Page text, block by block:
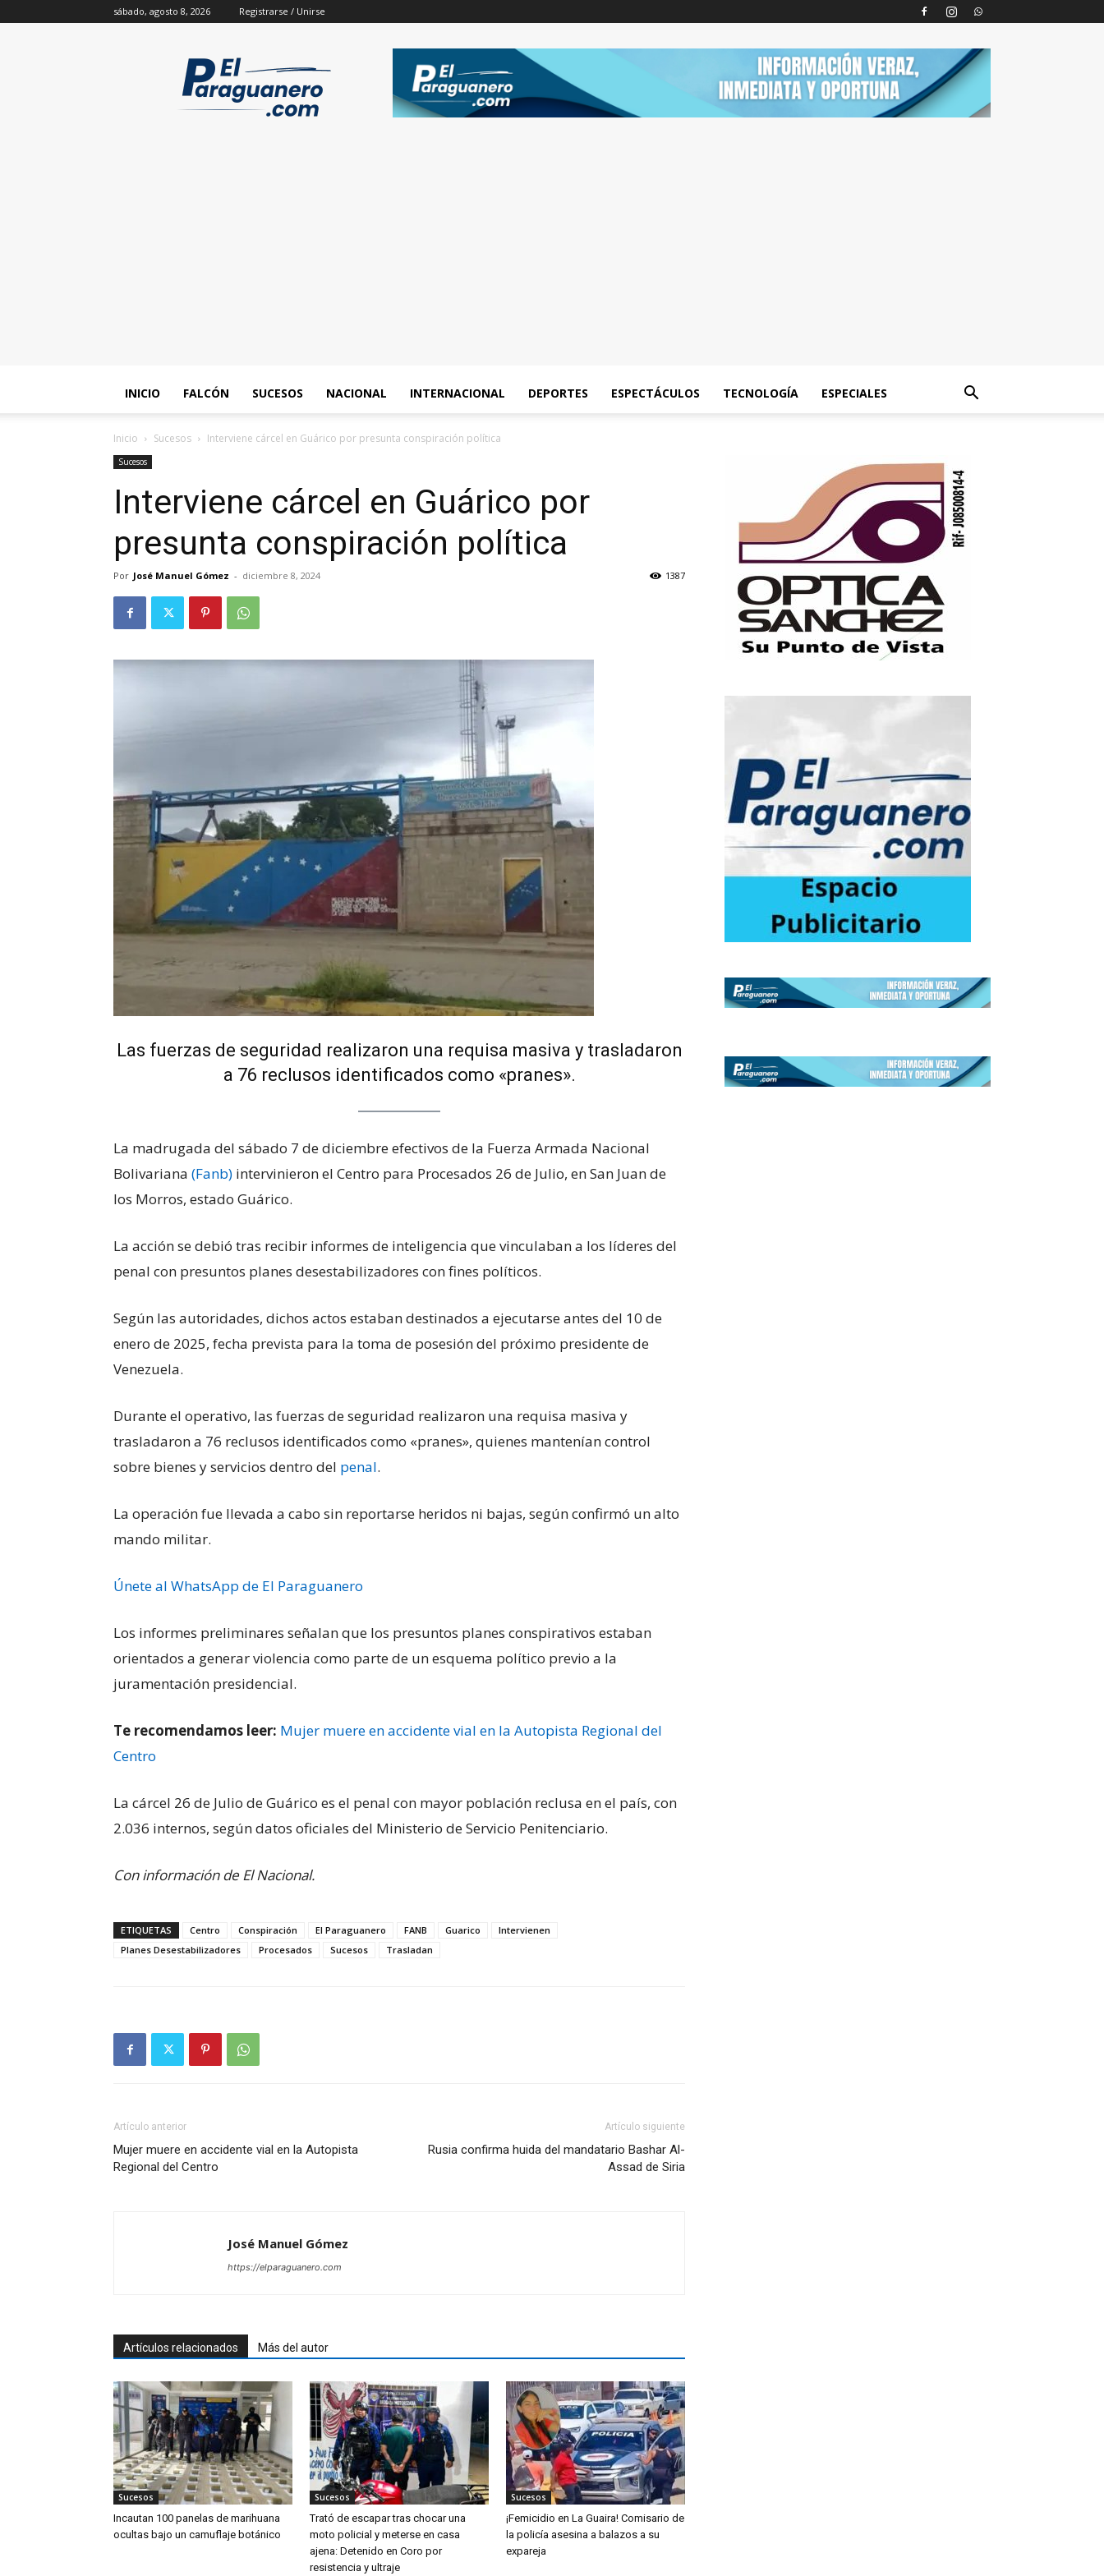
sábado, agosto 8, 2026 Registrarse / Unirse
INICIO FALCÓN SUCESOS NACIONAL INTERNACIONAL DEPORTES ESPECTÁCULOS TECNOLOGÍA ESPECIALES
Inicio Sucesos Interviene cárcel en Guárico por presunta conspiración política
Sucesos
Interviene cárcel en Guárico por
presunta conspiración política
Por José Manuel Gómez - diciembre 8, 2024 1387
Las fuerzas de seguridad realizaron una requisa masiva y trasladaron
a 76 reclusos identificados como «pranes».
La madrugada del sábado 7 de diciembre efectivos de la Fuerza Armada Nacional
Bolivariana (Fanb) intervinieron el Centro para Procesados 26 de Julio, en San Juan de
los Morros, estado Guárico.
La acción se debió tras recibir informes de inteligencia que vinculaban a los líderes del
penal con presuntos planes desestabilizadores con fines políticos.
Según las autoridades, dichos actos estaban destinados a ejecutarse antes del 10 de
enero de 2025, fecha prevista para la toma de posesión del próximo presidente de
Venezuela.
Durante el operativo, las fuerzas de seguridad realizaron una requisa masiva y
trasladaron a 76 reclusos identificados como «pranes», quienes mantenían control
sobre bienes y servicios dentro del penal.
La operación fue llevada a cabo sin reportarse heridos ni bajas, según confirmó un alto
mando militar.
Únete al WhatsApp de El Paraguanero
Los informes preliminares señalan que los presuntos planes conspirativos estaban
orientados a generar violencia como parte de un esquema político previo a la
juramentación presidencial.
Te recomendamos leer: Mujer muere en accidente vial en la Autopista Regional del
Centro
La cárcel 26 de Julio de Guárico es el penal con mayor población reclusa en el país, con
2.036 internos, según datos oficiales del Ministerio de Servicio Penitenciario.
Con información de El Nacional.
ETIQUETAS Centro Conspiración El Paraguanero FANB Guarico
Intervienen
Planes Desestabilizadores
Procesados Sucesos Trasladan
Artículo anterior
Mujer muere en accidente vial en la Autopista
Regional del Centro
Artículo siguiente
Rusia confirma huida del mandatario Bashar Al-
Assad de Siria
José Manuel Gómez
https://elparaguanero.com
Artículos relacionados Más del autor
Sucesos
Incautan 100 panelas de marihuana
ocultas bajo un camuflaje botánico
Sucesos
Trató de escapar tras chocar una
moto policial y meterse en casa
ajena: Detenido en Coro por
resistencia y ultraje
Sucesos
¡Femicidio en La Guaira! Comisario de
la policía asesina a balazos a su
expareja